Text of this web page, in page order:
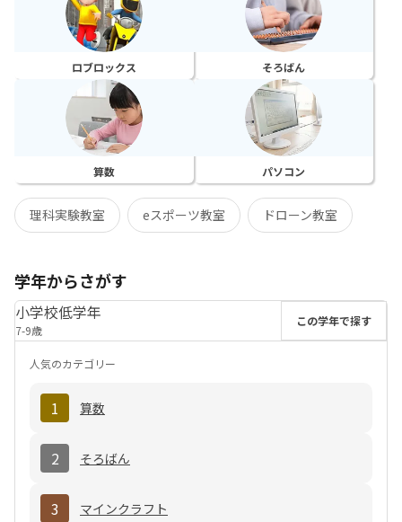
ロブロックス そろばん
算数 パソコン
理科実験教室 eスポーツ教室 ドローン教室
学年からさがす
小学校低学年
7-9歳
この学年で探す
人気のカテゴリー
1 算数
2 そろばん
3 マインクラフト